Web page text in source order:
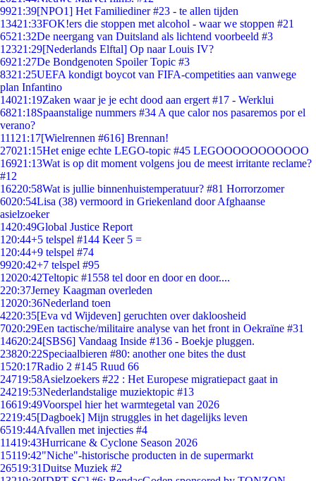
9921:39[NPO1] Het Familiediner #23 - te allen tijden
13421:33FOK!ers die stoppen met alcohol - waar we stoppen #21
6521:32De neergang van Duitsland als lichtend voorbeeld #3
12321:29[Nederlands Elftal] Op naar Louis IV?
6921:27De Bondgenoten Spoiler Topic #3
8321:25UEFA kondigt boycot van FIFA-competities aan vanwege
plan Infantino
14021:19Zaken waar je je echt dood aan ergert #17 - Werklui
6821:18Spaanstalige nummers #34 A que calor nos pasaremos por el
verano?
111 21:17[Wielrennen #616] Brennan!
27021:15Het enige echte LEGO-topic #45 LEGOOOOOOOOOOO
16921:13Wat is op dit moment volgens jou de meest irritante reclame?
#12
16220:58Wat is jullie binnenhuistemperatuur? #81 Horrorzomer
6020:54Lisa (38) vermoord in Griekenland door Afghaanse
asielzoeker
1420:49Global Justice Report
1 20:44+5 telspel #144 Keer 5 =
1 20:44+9 telspel #74
9920:42+7 telspel #95
12020:42Teltopic #1558 tel door en door en door....
220:37Jerney Kaagman overleden
12020:36Nederland toen
4220:35[Eva vd Wijdeven] geruchten over dakloosheid
7020:29Een tactische/militaire analyse van het front in Oekraïne #31
14620:24[SBS6] Vandaag Inside #136 - Boekje pluggen.
23820:22Speciaalbieren #80: another one bites the dust
1520:17Radio 2 #145 Ruud 66
24719:58Asielzoekers #22 : Het Europese migratiepact gaat in
24219:53Nederlandstalige muziektopic #13
16619:49Voorspel hier het warmtegetal van 2026
2219:45[Dagboek] Mijn struggles in het dagelijks leven
6519:44Afvallen met injecties #4
11419:43Hurricane & Cyclone Season 2026
15119:42"Niche"-historische producten in de supermarkt
26519:31Duitse Muziek #2